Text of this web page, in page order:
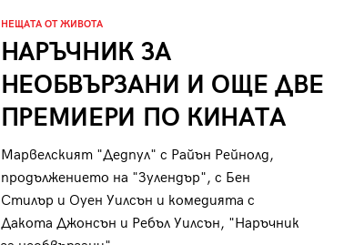
НЕЩАТА ОТ ЖИВОТА
НАРЪЧНИК ЗА
НЕОБВЪРЗАНИ И ОЩЕ ДВЕ
ПРЕМИЕРИ ПО КИНАТА
Марвелският "Дедпул" с Райън Рейнолд,
продължението на "Зулендър", с Бен
Стилър и Оуен Уилсън и комедията с
Дакота Джонсън и Ребъл Уилсън, "Наръчник